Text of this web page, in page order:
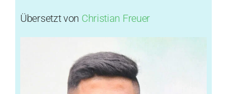
Übersetzt von Christian Freuer